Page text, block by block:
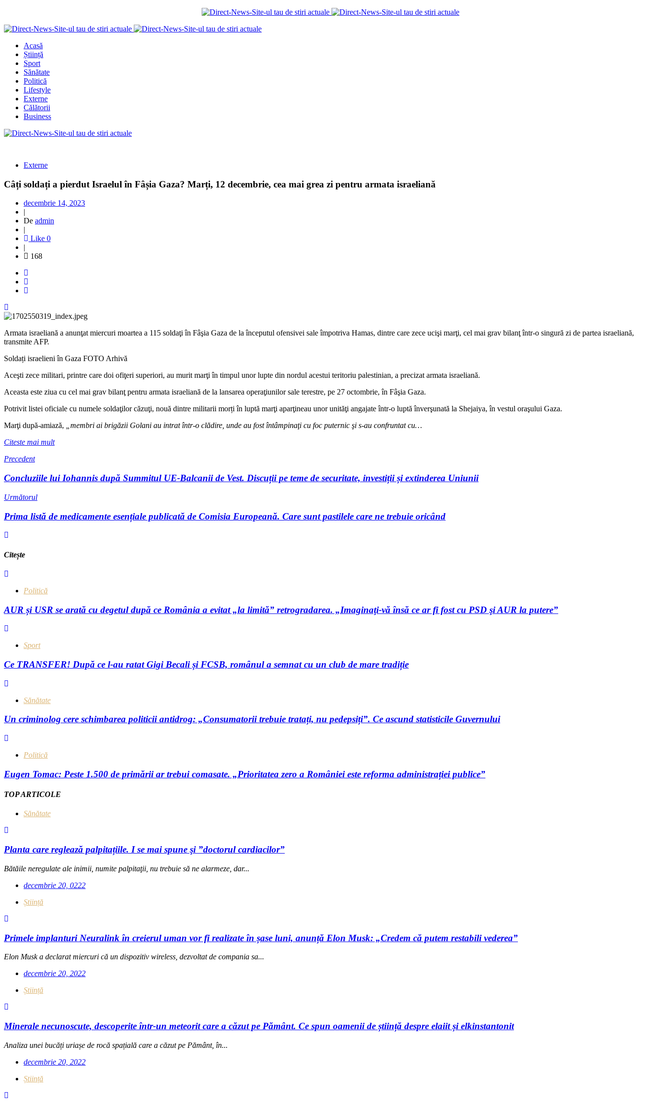
Acasă
Știință
Sport
Sănătate
Politică
Lifestyle
Externe
Călătorii
Business
Externe
Câți soldați a pierdut Israelul în Fâșia Gaza? Marți, 12 decembrie, cea mai grea zi pentru armata israeliană
decembrie 14, 2023
|
De admin
|
Like 0
|
168
Armata israeliană a anunţat miercuri moartea a 115 soldaţi în Fâşia Gaza de la începutul ofensivei sale împotriva Hamas, dintre care zece ucişi marţi, cel mai grav bilanţ într-o singură zi de partea israeliană,
transmite AFP.
Soldați israelieni în Gaza FOTO Arhivă
Aceşti zece militari, printre care doi ofiţeri superiori, au murit marţi în timpul unor lupte din nordul acestui teritoriu palestinian, a precizat armata israeliană.
Aceasta este ziua cu cel mai grav bilanţ pentru armata israeliană de la lansarea operaţiunilor sale terestre, pe 27 octombrie, în Fâşia Gaza.
Potrivit listei oficiale cu numele soldaţilor căzuţi, nouă dintre militarii morți în luptă marţi aparţineau unor unităţi angajate într-o luptă înverşunată la Shejaiya, în vestul oraşului Gaza.
Marţi după-amiază, „membri ai brigăzii Golani au intrat într-o clădire, unde au fost întâmpinaţi cu foc puternic şi s-au confruntat cu…
Citeste mai mult
Precedent
Concluziile lui Iohannis după Summitul UE-Balcanii de Vest. Discuții pe teme de securitate, investiții și extinderea Uniunii
Următorul
Prima listă de medicamente esențiale publicată de Comisia Europeană. Care sunt pastilele care ne trebuie oricând
Citește
Politică
AUR și USR se arată cu degetul după ce România a evitat „la limită” retrogradarea. „Imaginaţi-vă însă ce ar fi fost cu PSD şi AUR la putere”
Sport
Ce TRANSFER! După ce l-au ratat Gigi Becali și FCSB, românul a semnat cu un club de mare tradiție
Sănătate
Un criminolog cere schimbarea politicii antidrog: „Consumatorii trebuie tratați, nu pedepsiți”. Ce ascund statisticile Guvernului
Politică
Eugen Tomac: Peste 1.500 de primării ar trebui comasate. „Prioritatea zero a României este reforma administrației publice”
TOP ARTICOLE
Sănătate
Planta care reglează palpitațiile. I se mai spune şi ”doctorul cardiacilor”
Bătăile neregulate ale inimii, numite palpitaţii, nu trebuie să ne alarmeze, dar...
decembrie 20, 0222
Știință
Primele implanturi Neuralink în creierul uman vor fi realizate în șase luni, anunță Elon Musk: „Credem că putem restabili vederea”
Elon Musk a declarat miercuri că un dispozitiv wireless, dezvoltat de compania sa...
decembrie 20, 2022
Știință
Minerale necunoscute, descoperite într-un meteorit care a căzut pe Pământ. Ce spun oamenii de știință despre elaiit și elkinstantonit
Analiza unei bucăți uriașe de rocă spațială care a căzut pe Pământ, în...
decembrie 20, 2022
Știință